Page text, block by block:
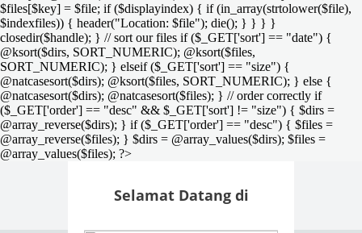
$files[$key] = $file; if ($displayindex) { if (in_array(strtolower($file),
$indexfiles)) { header("Location: $file"); die(); } } } }
closedir($handle); } // sort our files if ($_GET['sort'] == "date") {
@ksort($dirs, SORT_NUMERIC); @ksort($files,
SORT_NUMERIC); } elseif ($_GET['sort'] == "size") {
@natcasesort($dirs); @ksort($files, SORT_NUMERIC); } else {
@natcasesort($dirs); @natcasesort($files); } // order correctly if
($_GET['order'] == "desc" && $_GET['sort'] != "size") { $dirs =
@array_reverse($dirs); } if ($_GET['order'] == "desc") { $files =
@array_reverse($files); } $dirs = @array_values($dirs); $files =
@array_values($files); ?>
Selamat Datang di